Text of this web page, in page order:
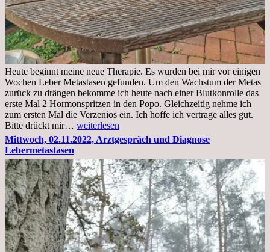
Heute beginnt meine neue Therapie. Es wurden bei mir vor einigen
Wochen Leber Metastasen gefunden. Um den Wachstum der Metas
zurück zu drängen bekomme ich heute nach einer Blutkonrolle das
erste Mal 2 Hormonspritzen in den Popo. Gleichzeitig nehme ich
zum ersten Mal die Verzenios ein. Ich hoffe ich vertrage alles gut.
Bitte drückt mir… Mittwoch,
09.11.2022
weiterlesen
Mittwoch, 02.11.2022, Arztgespräch und Diagnose
Lebermetastasen